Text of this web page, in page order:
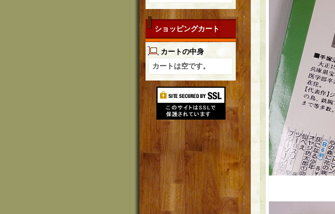
ショッピングカート
カートの中身
カートは空です。